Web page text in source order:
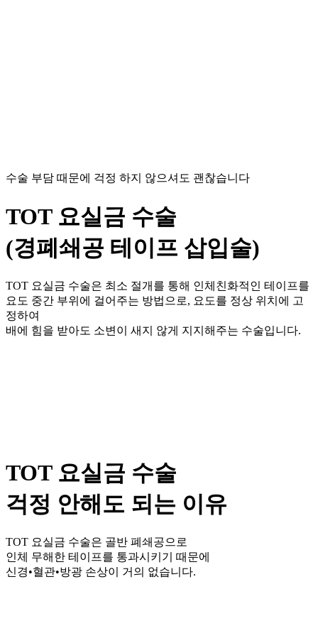
수술 부담 때문에 걱정 하지 않으셔도 괜찮습니다
TOT 요실금 수술
(경폐쇄공 테이프 삽입술)
TOT 요실금 수술은 최소 절개를 통해 인체친화적인 테이프를
요도 중간 부위에 걸어주는 방법으로, 요도를 정상 위치에 고
정하여
배에 힘을 받아도 소변이 새지 않게 지지해주는 수술입니다.
TOT 요실금 수술
걱정 안해도 되는 이유
TOT 요실금 수술은 골반 폐쇄공으로
인체 무해한 테이프를 통과시키기 때문에
신경•혈관•방광 손상이 거의 없습니다.